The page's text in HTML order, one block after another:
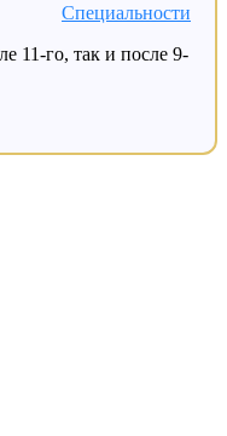
Специальности
11-го, так и после 9-